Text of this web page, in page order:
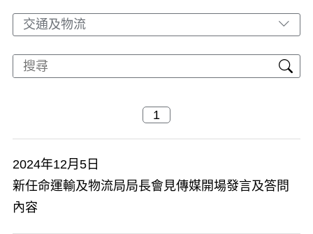
交通及物流
2024年12月5日
新任命運輸及物流局局長會見傳媒開場發言及答問
內容